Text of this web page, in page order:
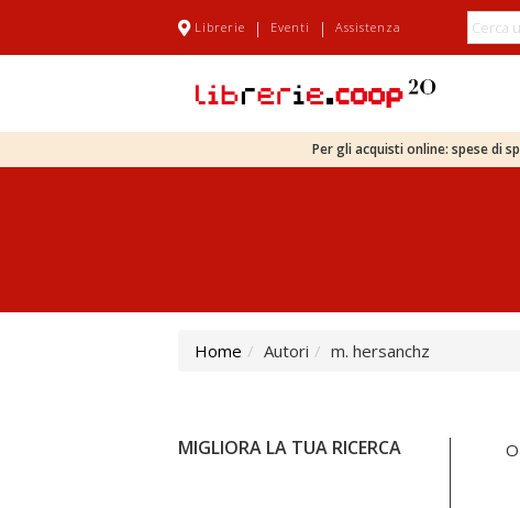
Librerie | Eventi | Assistenza
Per gli acquisti online: spese di
Home Autori m. hersanchz
MIGLIORA LA TUA RICERCA